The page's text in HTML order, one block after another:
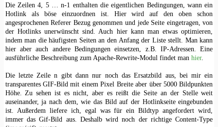
Die Zeilen 4, 5 … n-1 enthalten die eigentlichen Bedingungen, wann ein
Hotlink als böse einzuordnen ist. Hier wird auf den oben schon
angesprochenen Referer Bezug genommen und jede Seite eingetragen, von
der Hotlinks unerwünscht sind. Auch hier kann man etwas optimieren,
indem man die häufigsten Seiten an den Anfang der Liste stellt. Man kann
hier aber auch andere Bedingungen einsetzen, z.B. IP-Adressen. Eine
ausführliche Beschreibung zum Apache-Rewrite-Modul findet man hier.
Die letzte Zeile n gibt dann nur noch das Ersatzbild aus, bei mir ein
transparentes GIF-Bild mit einem Pixel Breite aber über 5000 Bildpunkten
Höhe. Zu sehen ist es nicht, aber es reißt die Seite an der Stelle weit
auseinander, ja nach dem, wie das Bild auf der Hotlinkseite eingebunden
ist. Außerdem liefere ich, egal was für ein Bildtyp angefordert wird,
immer das Gif-Bild aus. Deshalb wird noch der richtige Content-Type